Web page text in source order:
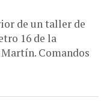
de un taller de
16 de la
Comandos